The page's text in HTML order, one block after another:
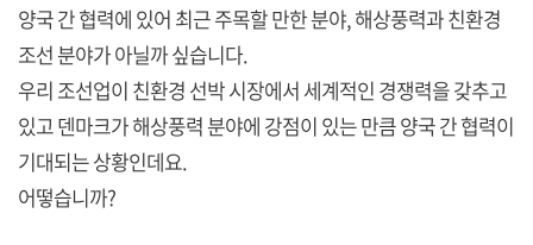
양국 간 협력에 있어 최근 주목할 만한 분야, 해상풍력과 친환경
조선 분야가 아닐까 싶습니다.
우리 조선업이 친환경 선박 시장에서 세계적인 경쟁력을 갖추고
있고 덴마크가 해상풍력 분야에 강점이 있는 만큼 양국 간 협력이
기대되는 상황인데요.
어떻습니까?